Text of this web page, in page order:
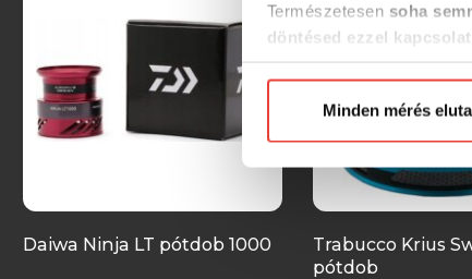
Természetesen soha
döntésed ezzel
Előre is köszönjük!
Minden mérés
Daiwa Ninja LT pótdob 1000
Trabucco Krius
pótdob